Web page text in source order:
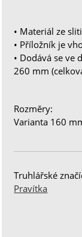
• Materiál ze
• Příložník je
• Dodává se ve
260 mm
Rozměry:
Varianta 160
Truhlářské
Pravítka